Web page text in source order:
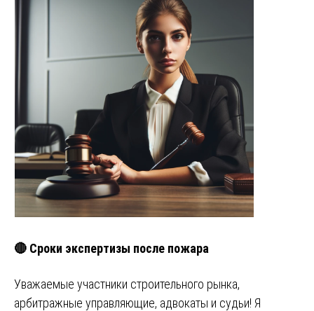
🔴 Сроки экспертизы после пожара
Уважаемые участники строительного рынка,
арбитражные управляющие, адвокаты и судьи! Я